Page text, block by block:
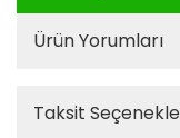
Ürün Yorumları
Taksit